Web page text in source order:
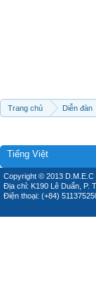
Trang chủ Diễn đàn
Tiếng Việt
Copyright © 2013 D.M.E.C
Địa chỉ: K190 Lê Duẩn, P.
Điện thoại: (+84)